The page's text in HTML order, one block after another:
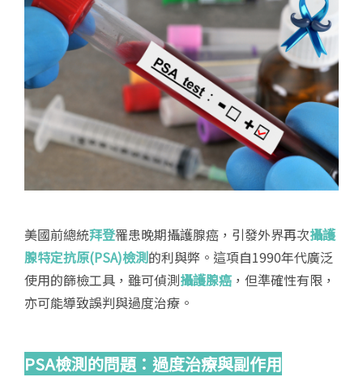
美國前總統拜登罹患晚期攝護腺癌，引發外界再次攝護
腺特定抗原(PSA)檢測的利與弊。這項自1990年代廣泛
使用的篩檢工具，雖可偵測攝護腺癌 ，但準確性有限，
亦可能導致誤判與過度治療。
PSA檢測的問題：過度治療與副作用